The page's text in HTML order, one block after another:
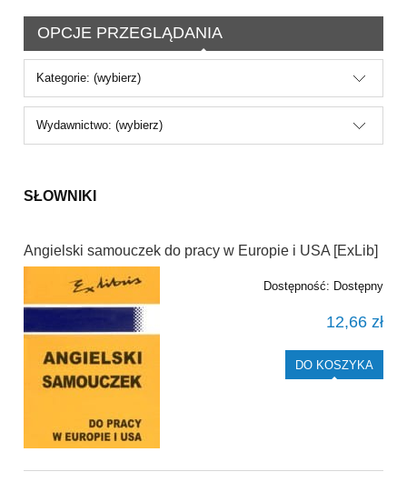
OPCJE PRZEGLĄDANIA
Kategorie: (wybierz)
Wydawnictwo: (wybierz)
SŁOWNIKI
Angielski samouczek do pracy w Europie i USA [ExLib]
Dostępność: Dostępny
12,66 zł
DO KOSZYKA